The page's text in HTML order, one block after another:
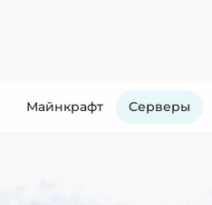
Майнкрафт Cерверы